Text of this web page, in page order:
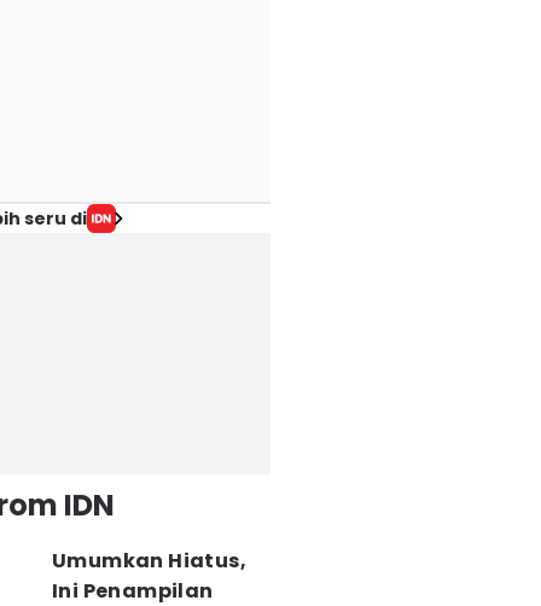
seru di
IDN
Umumkan Hiatus,
Ini Penampilan